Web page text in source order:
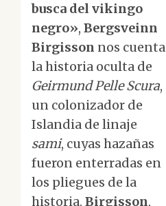
busca del vikingo
negro», Bergsveinn
Birgisson nos cuenta
la historia oculta de
Geirmund Pelle Scura,
un colonizador de
Islandia de linaje
sami, cuyas hazañas
fueron enterradas en
los pliegues de la
historia. Birgisson,